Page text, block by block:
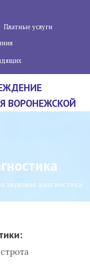
Платные услуги
ВОРОНЕЖСКОЙ
звуковая диагностика